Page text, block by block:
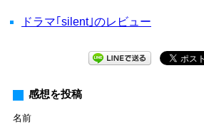
ドラマ｢silent｣のレビュー
感想を投稿
名前